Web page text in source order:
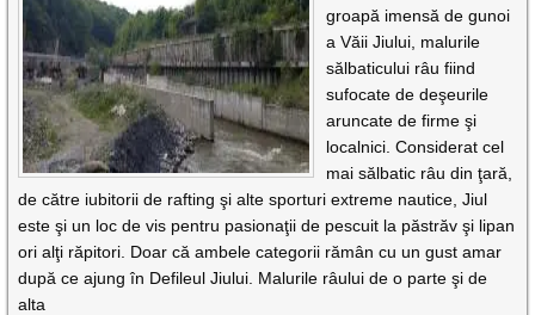
groapă imensă de gunoi
a Văii Jiului, malurile
sălbaticului râu fiind
sufocate de deşeurile
aruncate de firme şi
localnici. Considerat cel
mai sălbatic râu din ţară,
de către iubitorii de rafting şi alte sporturi extreme nautice, Jiul
este şi un loc de vis pentru pasionaţii de pescuit la păstrăv şi lipan
ori alţi răpitori. Doar că ambele categorii rămân cu un gust amar
după ce ajung în Defileul Jiului. Malurile râului de o parte şi de
alta